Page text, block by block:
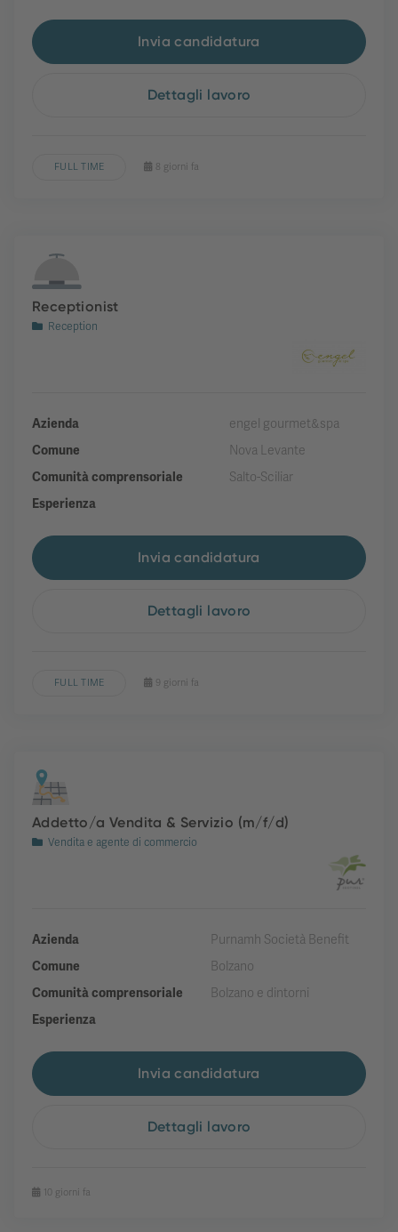
Invia candidatura
Dettagli lavoro
FULL TIME 8 giorni fa
Receptionist
Reception
Azienda
engel gourmet&spa
Comune
Nova Levante
Comunità comprensoriale
Salto-Sciliar
Esperienza
Invia candidatura
Dettagli lavoro
FULL TIME 9 giorni fa
Addetto/a Vendita & Servizio (m/f/d)
Vendita e agente di commercio
Azienda
Purnamh Società Benefit
Comune
Bolzano
Comunità comprensoriale
Bolzano e dintorni
Esperienza
Invia candidatura
Dettagli lavoro
10 giorni fa